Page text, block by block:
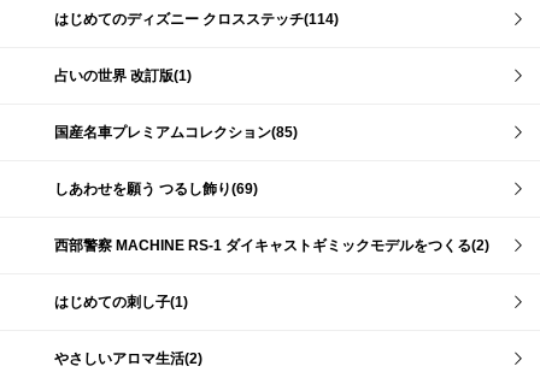
はじめてのディズニー クロスステッチ(114)
占いの世界 改訂版(1)
国産名車プレミアムコレクション(85)
しあわせを願う つるし飾り(69)
西部警察 MACHINE RS-1 ダイキャストギミックモデルをつくる(2)
はじめての刺し子(1)
やさしいアロマ生活(2)